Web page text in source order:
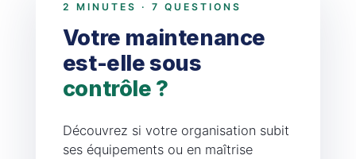
2 MINUTES · 7 QUESTIONS
Votre maintenance
est-elle sous
contrôle ?
Découvrez si votre organisation subit
ses équipements ou en maîtrise